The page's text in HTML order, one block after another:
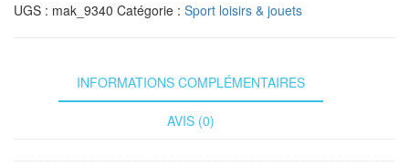
UGS : mak_9340 Catégorie : Sport loisirs & jouets
INFORMATIONS COMPLÉMENTAIRES
AVIS (0)